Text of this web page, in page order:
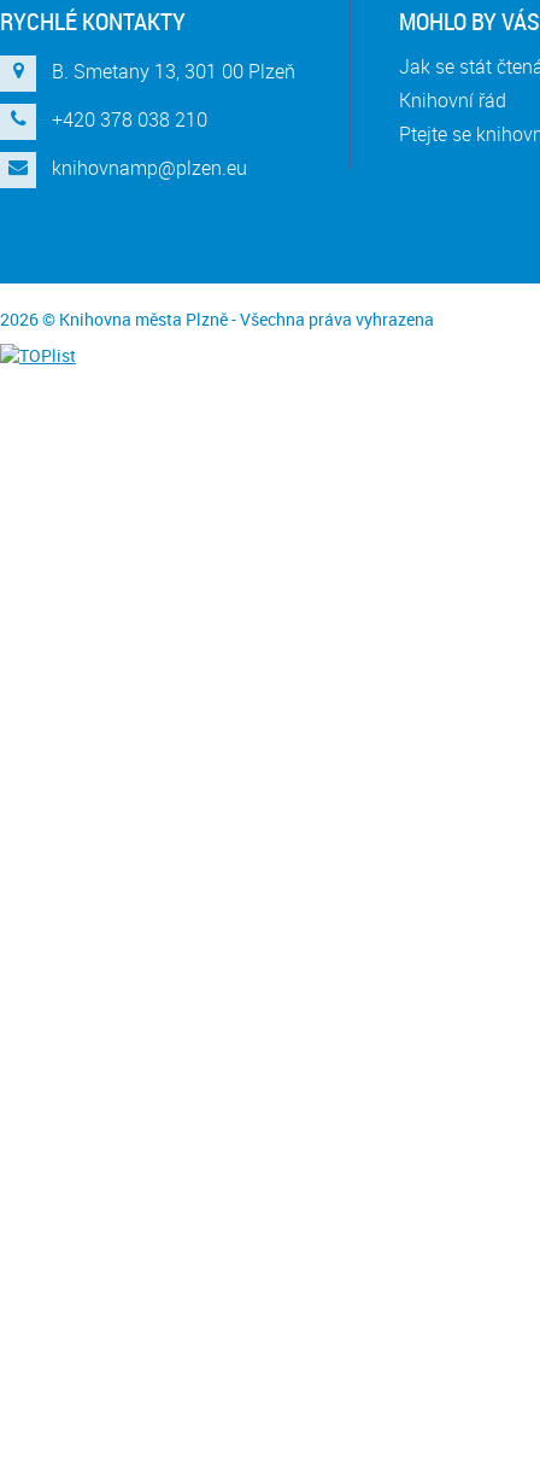
RYCHLÉ KONTAKTY
B. Smetany 13, 301 00 Plzeň
+420 378 038 210
knihovnamp@plzen.eu
MOHLO BY
Jak se stát
Knihovní řád
Ptejte se
2026 © Knihovna města Plzně - Všechna práva vyhrazena